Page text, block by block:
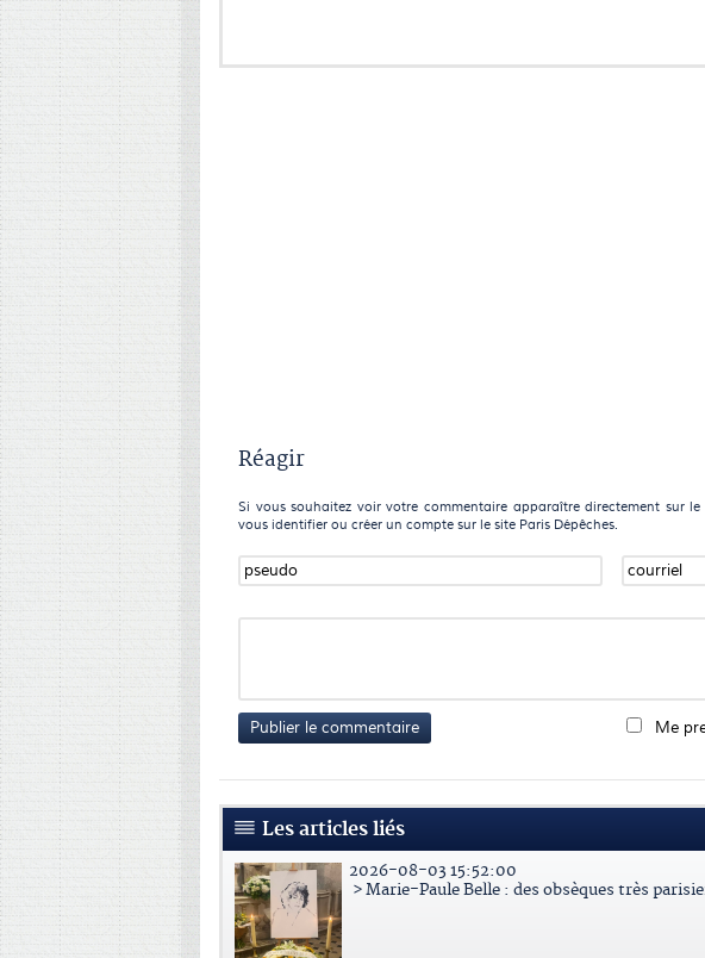
Réagir
Si vous souhaitez voir votre commentaire apparaître directement sur
vous identifier ou créer un compte sur le site Paris Dépêches.
Publier le commentaire Me
Les articles liés
2026-08-03 15:52:00
> Marie-Paule Belle : des obsèques très